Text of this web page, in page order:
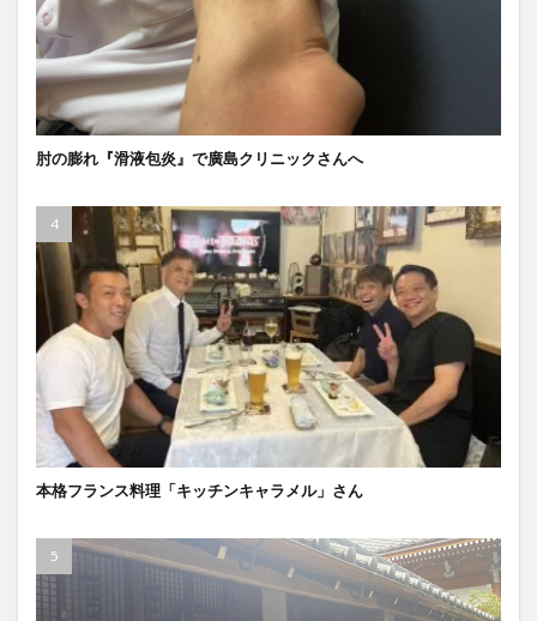
肘の膨れ『滑液包炎』で廣島クリニックさんへ
本格フランス料理「キッチンキャラメル」さん